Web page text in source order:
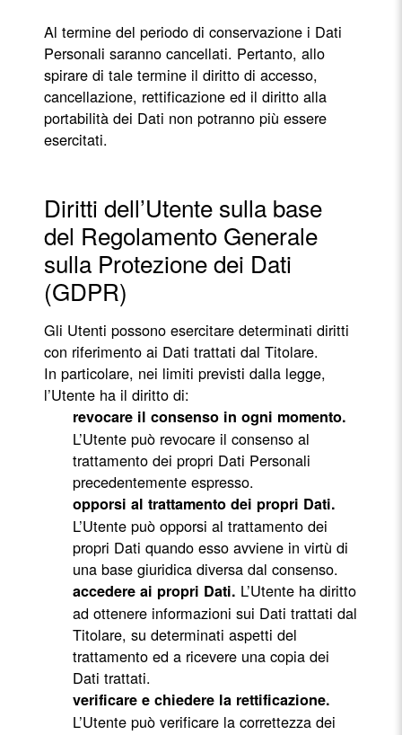
Al termine del periodo di conservazione i Dati
Personali saranno cancellati. Pertanto, allo
spirare di tale termine il diritto di accesso,
cancellazione, rettificazione ed il diritto alla
portabilità dei Dati non potranno più essere
esercitati.
Diritti dell’Utente sulla base
del Regolamento Generale
sulla Protezione dei Dati
(GDPR)
Gli Utenti possono esercitare determinati diritti
con riferimento ai Dati trattati dal Titolare.
In particolare, nei limiti previsti dalla legge,
l’Utente ha il diritto di:
revocare il consenso in ogni momento.
L’Utente può revocare il consenso al
trattamento dei propri Dati Personali
precedentemente espresso.
opporsi al trattamento dei propri Dati.
L’Utente può opporsi al trattamento dei
propri Dati quando esso avviene in virtù di
una base giuridica diversa dal consenso.
accedere ai propri Dati. L’Utente ha diritto
ad ottenere informazioni sui Dati trattati dal
Titolare, su determinati aspetti del
trattamento ed a ricevere una copia dei
Dati trattati.
verificare e chiedere la rettificazione.
L’Utente può verificare la correttezza dei